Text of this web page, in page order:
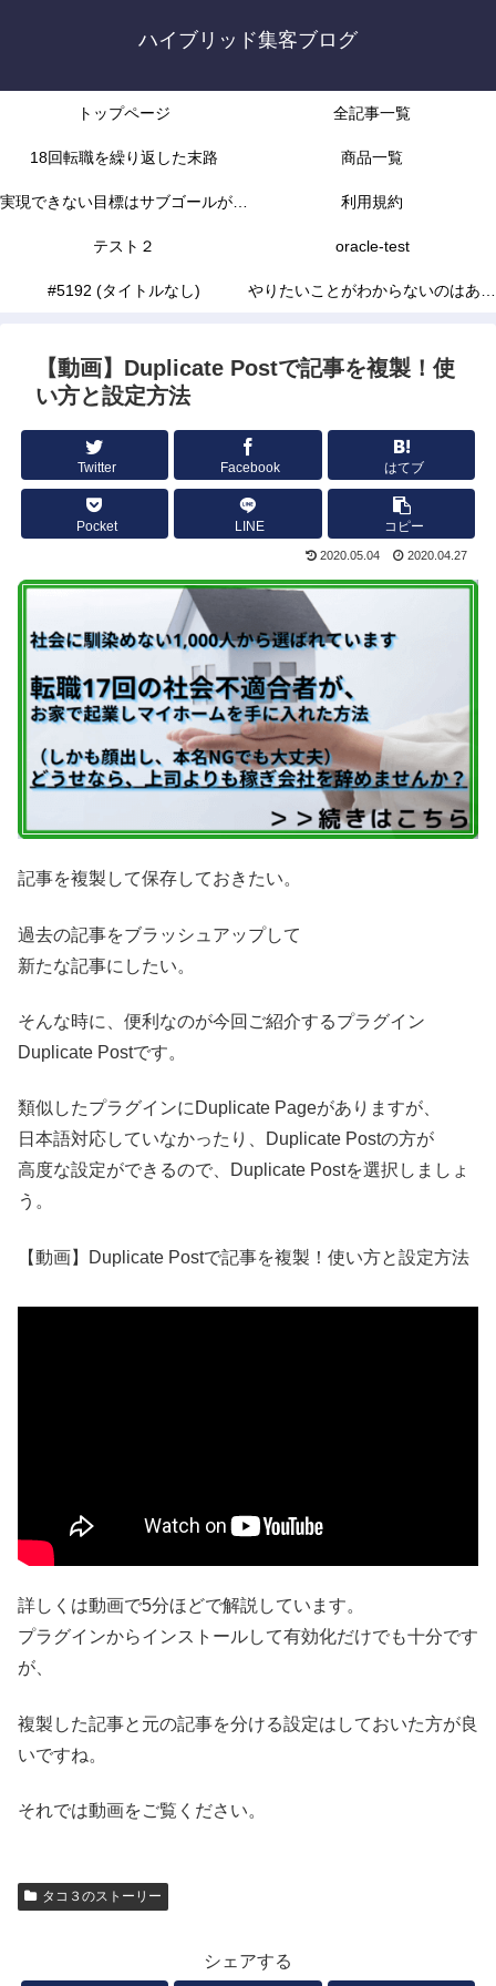
ハイブリッド集客ブログ
トップページ 全記事一覧
18回転職を繰り返した末路 商品一覧
実現できない目標はサブゴールがな
かったから
利用規約
テスト２ oracle-test
#5192 (タイトルなし) やりたいことがわからないのはあな
【動画】Duplicate Postで記事を複製！使
い方と設定方法
Twitter Facebook はてブ
Pocket LINE コピー
2020.05.04 2020.04.27
記事を複製して保存しておきたい。
過去の記事をブラッシュアップして
新たな記事にしたい。
そんな時に、便利なのが今回ご紹介するプラグイン
Duplicate Postです。
類似したプラグインにDuplicate Pageがありますが、
日本語対応していなかったり、Duplicate Postの方が
高度な設定ができるので、Duplicate Postを選択しましょ
う。
【動画】Duplicate Postで記事を複製！使い方と設定方法
詳しくは動画で5分ほどで解説しています。
プラグインからインストールして有効化だけでも十分です
が、
複製した記事と元の記事を分ける設定はしておいた方が良
いですね。
それでは動画をご覧ください。
タコ３のストーリー
シェアする